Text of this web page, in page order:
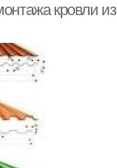
кровли из